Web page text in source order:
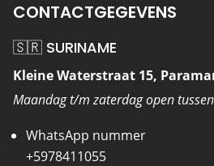
CONTACTGEGEVENS
🇸🇷 SURINAME
Kleine Waterstraat 15,
Maandag t/m zaterdag open
WhatsApp nummer
+5978411055